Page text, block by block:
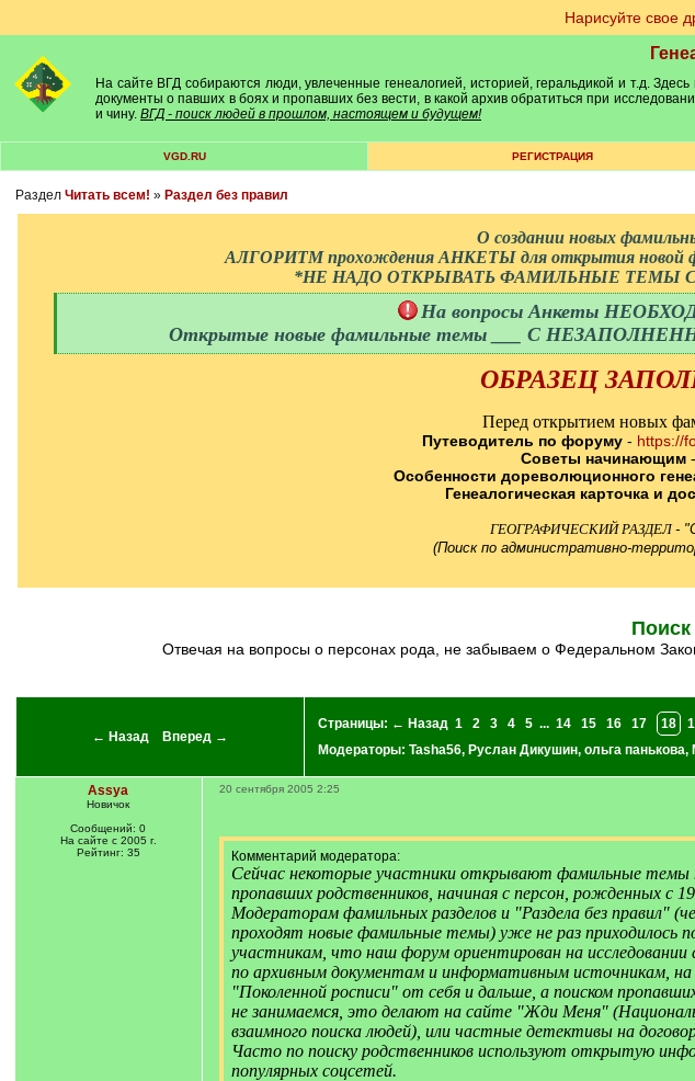
Нарисуйте свое
На сайте ВГД собираются люди, увлеченные генеалогией, историей, геральдикой и т.д.
документы о павших в боях и пропавших без вести, в какой архив обратиться при
и чину. ВГД - поиск людей в прошлом, настоящем и будущем!
VGD.RU РЕГИСТРАЦИЯ
Раздел Читать всем! » Раздел без правил
О создании новых
АЛГОРИТМ прохождения АНКЕТЫ для открытия новой
*НЕ НАДО ОТКРЫВАТЬ ФАМИЛЬНЫЕ ТЕМЫ
На вопросы Анкеты
Открытые новые фамильные темы ___ С
[
ОБРАЗЕЦ
Перед открытием новых
Путеводитель по форуму- https://
Советы начинающим -
Особенности дореволюционного
Генеалогическая карточка и
ГЕОГРАФИЧЕСКИЙ РАЗДЕЛ-
(Поиск по административно-
Отвечая на вопросы о персонах рода, не забываем о Федеральном
← Назад Вперед →
Страницы: ← Назад 1 2 3 4 5 ... 14 15 16 17 18
Модераторы: Tasha56, Руслан Дикушин, ольга панькова,
Assya
Новичок
Сообщений: 0
На сайте с 2005 г.
Рейтинг: 35
20 сентября 2005 2:25
Комментарий модератора:
Сейчас некоторые участники открывают фамильные темы
пропавших родственников, начиная с персон, рожденных с
Модераторам фамильных разделов и "Раздела без правил"
проходят новые фамильные темы) уже не раз приходилось
участникам, что наш форум ориентирован на исследовании
по архивным документам и информативным источникам, на
"Поколенной росписи" от себя и дальше, а поиском
не занимаемся, это делают на сайте "Жди Меня"
взаимного поиска людей), или частные детективы на
Часто по поиску родственников используют открытую
популярных соцсетей.